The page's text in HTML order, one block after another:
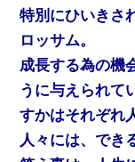
特別にひいきさ
ロッサム。
成長する為の機
うに与えられて
すかはそれぞれ
人々には、でき